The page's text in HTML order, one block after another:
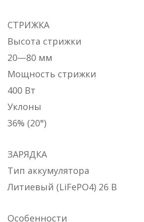
СТРИЖКА
Высота стрижки
20—80 мм
Мощность стрижки
400 Вт
Уклоны
36% (20°)
ЗАРЯДКА
Тип аккумулятора
Литиевый (LiFePO4) 26 В
Особенности